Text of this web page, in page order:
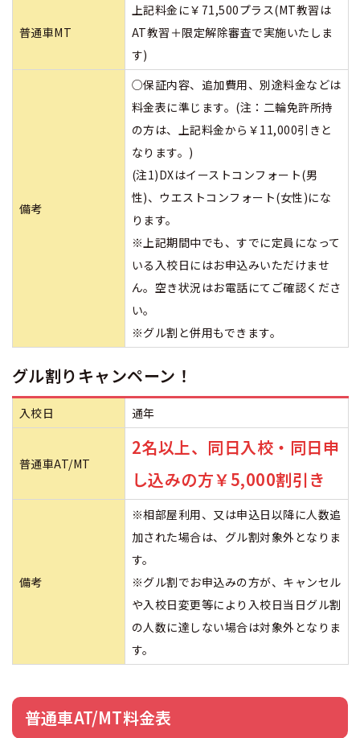
普通車MT
上記料金に￥71,500プラス(MT教習は
AT教習＋限定解除審査で実施いたしま
す)
備考
○保証内容、追加費用、別途料金などは
料金表に準じます。(注：二輪免許所持
の方は、上記料金から￥11,000引きと
なります。)
(注1)DXはイーストコンフォート(男
性)、ウエストコンフォート(女性)にな
ります。
※上記期間中でも、すでに定員になって
いる入校日にはお申込みいただけませ
ん。空き状況はお電話にてご確認くださ
い。
※グル割と併用もできます。
グル割りキャンペーン！
入校日 通年
普通車AT/MT
2名以上、同日入校・同日申
し込みの方￥5,000割引き
備考
※相部屋利用、又は申込日以降に人数追
加された場合は、グル割対象外となりま
す。
※グル割でお申込みの方が、キャンセル
や入校日変更等により入校日当日グル割
の人数に達しない場合は対象外となりま
す。
普通車AT/MT料金表